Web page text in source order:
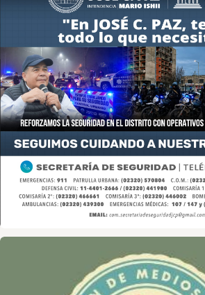
Asociación de Medios Vecinales